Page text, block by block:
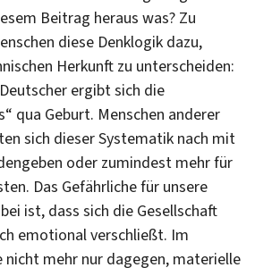
Beitrag heraus was? Zu
diese Denklogik dazu,
Herkunft zu unterscheiden:
ergibt sich die
qua Geburt. Menschen anderer
sich dieser Systematik nach mit
oder zumindest mehr für
Das Gefährliche für unsere
ist, dass sich die Gesellschaft
emotional verschließt. Im
nicht mehr nur dagegen, materielle